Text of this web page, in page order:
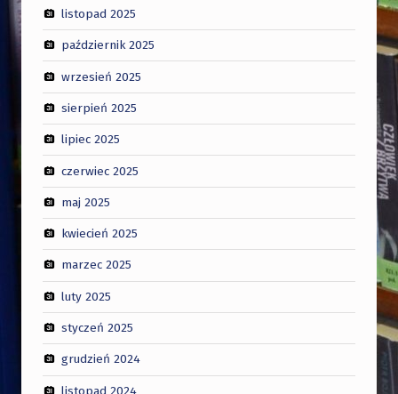
listopad 2025
październik 2025
wrzesień 2025
sierpień 2025
lipiec 2025
czerwiec 2025
maj 2025
kwiecień 2025
marzec 2025
luty 2025
styczeń 2025
grudzień 2024
listopad 2024